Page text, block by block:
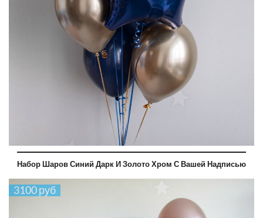
Набор Шаров Синий Дарк И Золото Хром С Вашей Надписью
3100 руб